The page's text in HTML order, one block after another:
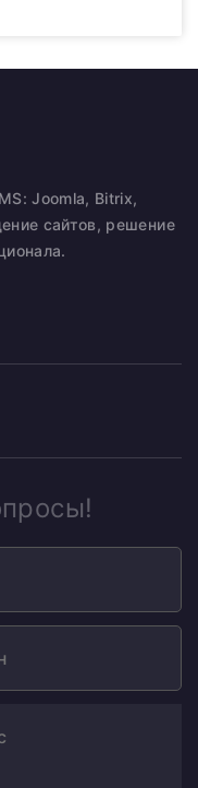
Joomla, Bitrix,
сайтов, решение